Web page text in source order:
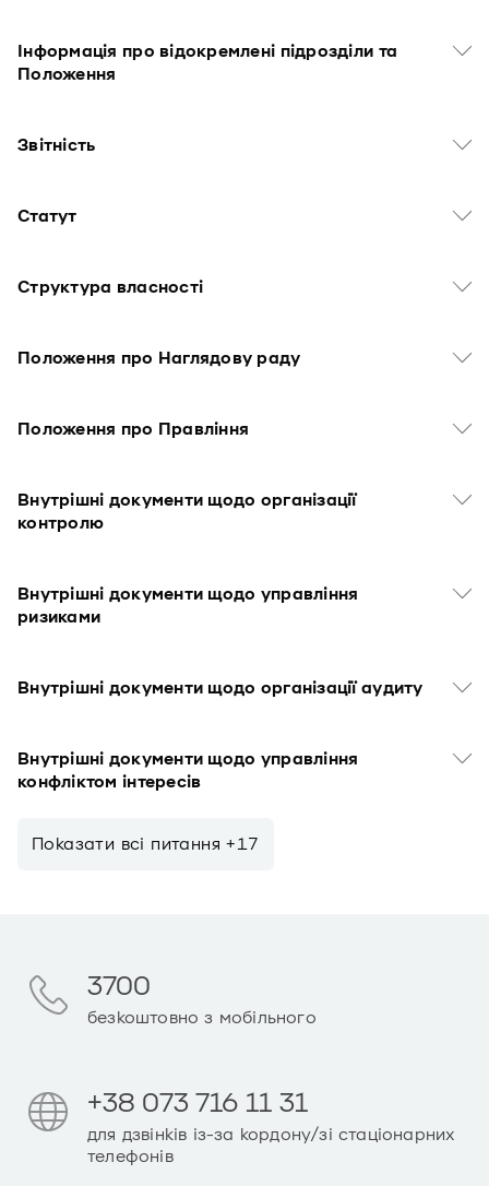
Інформація про відокремлені підрозділи та
Положення
Звітність
Статут
Структура власності
Положення про Наглядову раду
Положення про Правління
Внутрішні документи щодо організації
контролю
Внутрішні документи щодо управління
ризиками
Внутрішні документи щодо організації аудиту
Внутрішні документи щодо управління
конфліктом інтересів
Показати всi питання +17
3700
безкоштовно з мобільного
+38 073 716 11 31
для дзвінків із-за кордону/зі стаціонарних
телефонів